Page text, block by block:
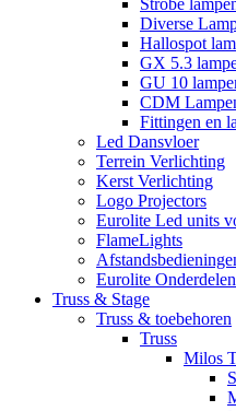
Strobe
Diverse
Hallospot
GX 5.3
GU 10
CDM
Fittingen en
Led Dansvloer
Terrein Verlichting
Kerst Verlichting
Logo Projectors
Eurolite Led units
FlameLights
Eurolite
Truss & Stage
Truss & toebehoren
Truss
Milos